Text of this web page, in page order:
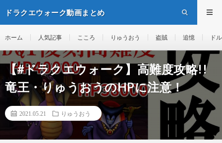
ドラクエウォーク動画まとめ
ホーム 人気記事 こころ りゅうおう 盗賊 追憶 ド
【#ドラクエウォーク】高難度攻略!!
竜王・りゅうおうのHPに注意！
2021.05.21 りゅうおう